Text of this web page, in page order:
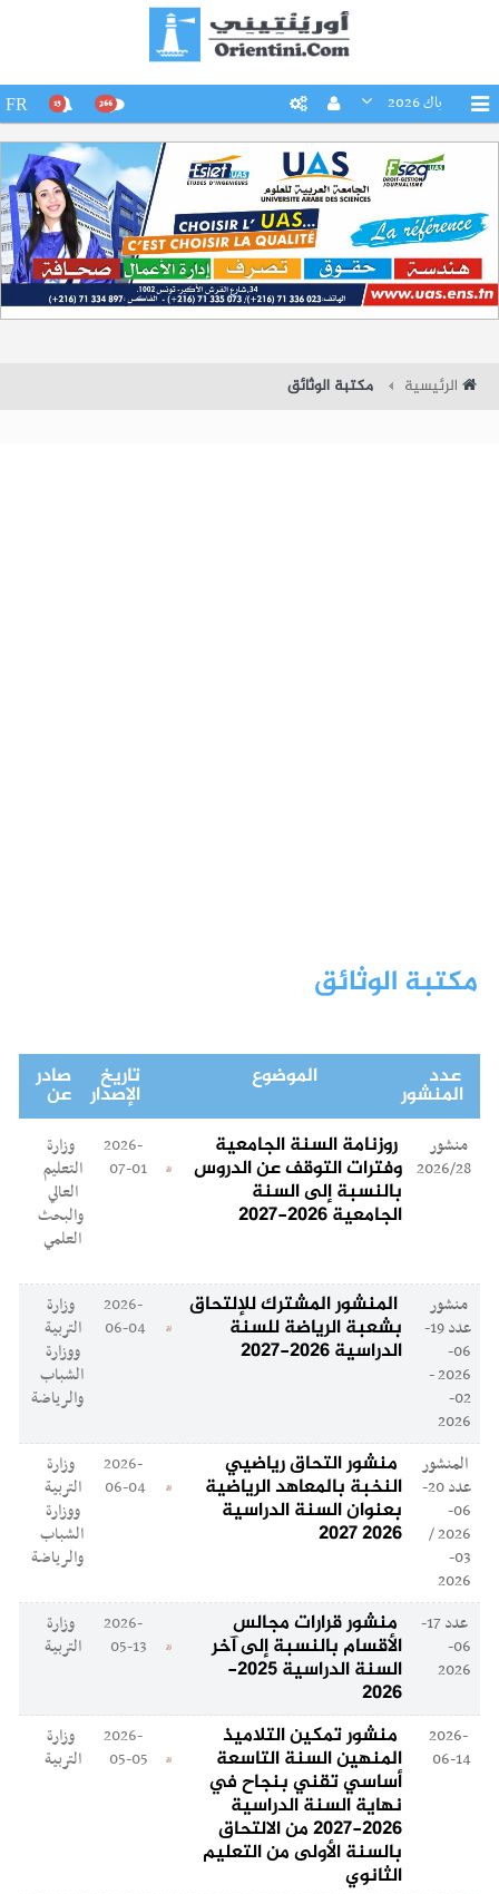
باك 2026 266
15
FR
الرئيسية مكتبة الوثائق
مكتبة الوثائق
عدد
المنشور
الموضوع تاريخ
الإصدار
صادر
عن
منشور
2026/28
روزنامة السنة الجامعية
وفترات التوقف عن الدروس
بالنسبة إلى السنة
الجامعية 2026-2027
2026-
07-01
وزارة
التعليم
العالي
والبحث
العلمي
منشور
عدد 19-
06-
2026 -
02-
2026
المنشور المشترك للإلتحاق
بشعبة الرياضة للسنة
الدراسية 2026-2027
2026-
06-04
وزارة
التربية
ووزارة
الشباب
والرياضة
المنشور
عدد 20-
06-
2026 /
03-
2026
منشور التحاق رياضيي
النخبة بالمعاهد الرياضية
بعنوان السنة الدراسية
2026 2027
2026-
06-04
وزارة
التربية
ووزارة
الشباب
والرياضة
عدد 17-
06-
2026
منشور قرارات مجالس
الأقسام بالنسبة إلى آخر
السنة الدراسية 2025-
2026
2026-
05-13
وزارة
التربية
2026-
06-14
منشور تمكين التلاميذ
المنهين السنة التاسعة
أساسي تقني بنجاح في
نهاية السنة الدراسية
2026-2027 من الالتحاق
بالسنة الأولى من التعليم
الثانوي
2026-
05-05
وزارة
التربية